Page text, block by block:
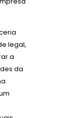
legal,
a
da